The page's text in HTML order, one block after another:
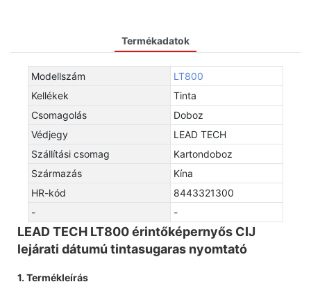
Termékadatok
Modellszám
LT800
Kellékek
Tinta
Csomagolás
Doboz
Védjegy
LEAD TECH
Szállítási csomag
Kartondoboz
Származás
Kína
HR-kód
8443321300
-
-
LEAD TECH LT800 érintőképernyős CIJ
lejárati dátumú tintasugaras nyomtató
1. Termékleírás